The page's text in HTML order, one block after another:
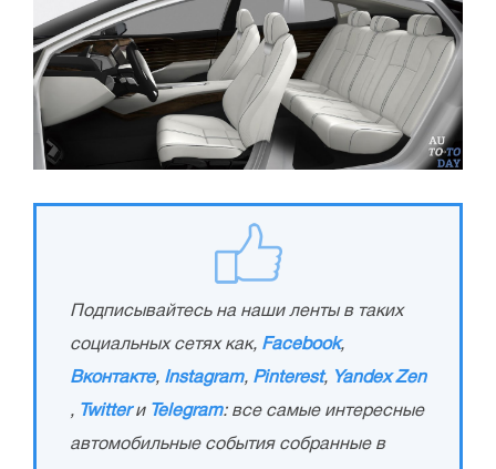
Подписывайтесь на наши ленты в таких
социальных сетях как, Facebook,
Вконтакте, Instagram, Pinterest, Yandex Zen
, Twitterи Telegram: все самые интересные
автомобильные события собранные в